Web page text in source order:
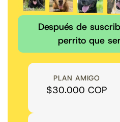
Después de
perrito que
PLAN AMIGO
$30.000 COP
“Les envían un reporte de
el que uno ve el trabajo
Felipe